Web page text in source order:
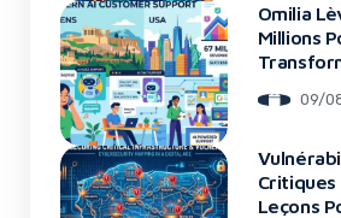
Omilia
Millions
09/
Critiques
Leçons
Yes, I will turn off Ad-